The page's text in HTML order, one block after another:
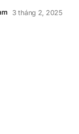
3 tháng 2, 2025